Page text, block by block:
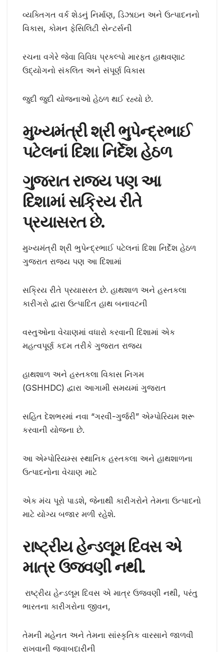
વ્યક્તિગત વર્ક શેડનું નિર્માણ, ડિઝાઇન અને ઉત્પાદનનો
વિકાસ, કોમન ફેસિલિટી સેન્ટર્સની
રચના વગેરે જેવા વિવિધ પ્રકલ્પો મારફત હાથવણાટ
ઉદ્યોગનો સંકલિત અને સંપૂર્ણ વિકાસ
જુદી જુદી યોજનાઓ હેઠળ થઈ રહ્યો છે.
મુખ્યમંત્રી શ્રી ભુપેન્દ્રભાઈ
પટેલનાં દિશા નિર્દેશ હેઠળ
ગુજરાત રાજ્ય પણ આ
દિશામાં સક્રિય રીતે
પ્રયાસરત છે.
મુખ્યમંત્રી શ્રી ભુપેન્દ્રભાઈ પટેલનાં દિશા નિર્દેશ હેઠળ
ગુજરાત રાજ્ય પણ આ દિશામાં
સક્રિય રીતે પ્રયાસરત છે. હાથશાળ અને હસ્તકલા
કારીગરો દ્વારા ઉત્પાદિત હાથ બનાવટની
વસ્તુઓના વેચાણમાં વધારો કરવાની દિશામાં એક
મહત્વપૂર્ણ કદમ તરીકે ગુજરાત રાજ્ય
હાથશાળ અને હસ્તકલા વિકાસ નિગમ
(GSHHDC) દ્વારા આગામી સમયમાં ગુજરાત
સહિત દેશભરમાં નવા “ગરવી-ગુર્જરી” એમ્પોરિયમ શરૂ
કરવાની યોજના છે.
આ એમ્પોરિયમ્સ સ્થાનિક હસ્તકલા અને હાથશાળના
ઉત્પાદનોના વેચાણ માટે
એક મંચ પૂરો પાડશે, જેનાથી કારીગરોને તેમના ઉત્પાદનો
માટે યોગ્ય બજાર મળી રહેશે.
રાષ્ટ્રીય હેન્ડલૂમ દિવસ એ
માત્ર ઉજવણી નથી.
રાષ્ટ્રીય હેન્ડલૂમ દિવસ એ માત્ર ઉજવણી નથી, પરંતુ
ભારતના કારીગરોના જીવન,
તેમની મહેનત અને તેમના સાંસ્કૃતિક વારસાને જાળવી
રાખવાની જવાબદારીની